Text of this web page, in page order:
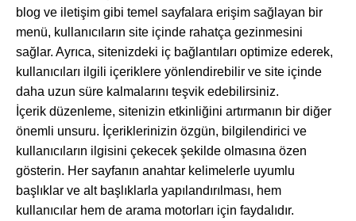
blog ve iletişim gibi temel sayfalara erişim sağlayan bir
menü, kullanıcıların site içinde rahatça gezinmesini
sağlar. Ayrıca, sitenizdeki iç bağlantıları optimize ederek,
kullanıcıları ilgili içeriklere yönlendirebilir ve site içinde
daha uzun süre kalmalarını teşvik edebilirsiniz.
İçerik düzenleme, sitenizin etkinliğini artırmanın bir diğer
önemli unsuru. İçeriklerinizin özgün, bilgilendirici ve
kullanıcıların ilgisini çekecek şekilde olmasına özen
gösterin. Her sayfanın anahtar kelimelerle uyumlu
başlıklar ve alt başlıklarla yapılandırılması, hem
kullanıcılar hem de arama motorları için faydalıdır.